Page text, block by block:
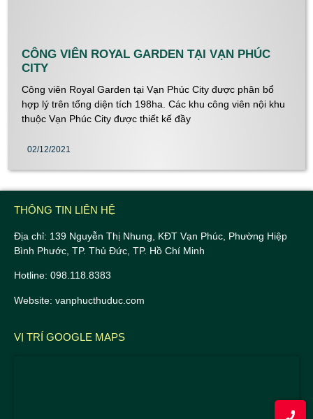
CÔNG VIÊN ROYAL GARDEN TẠI VẠN PHÚC
CITY
Công viên Royal Garden tại Vạn Phúc City được phân bổ
hợp lý trên tổng diện tích 198ha. Các khu công viên nội khu
thuộc Vạn Phúc City được thiết kế đầy
02/12/2021
THÔNG TIN LIÊN HỆ
Địa chỉ: 139 Nguyễn Thị Nhung, KĐT Vạn Phúc, Phường Hiệp
Bình Phước, TP. Thủ Đức, TP. Hồ Chí Minh
Hotline: 098.118.8383
Website: vanphucthuduc.com
VỊ TRÍ GOOGLE MAPS